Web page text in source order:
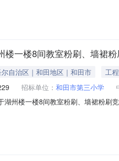
合同文件八、联系方式1、采购人名
楼一楼8间教室粉刷、墙裙
自治区｜和田地区｜和田市
工
招标单位： 和田市第三小学
湖州楼一楼8间教室粉刷、墙裙粉刷
报价起止时间：2026-07-0118:51-